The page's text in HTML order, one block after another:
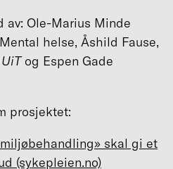
av: Ole-Marius Minde
helse, Åshild Fause,
og Espen Gade
prosjektet:
skal gi et
(sykepleien.no)